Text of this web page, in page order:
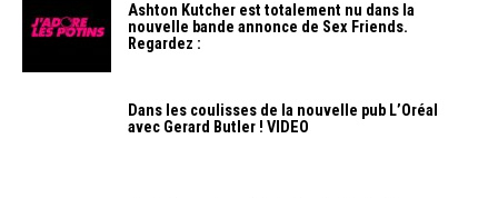
Ashton Kutcher est totalement nu dans la
nouvelle bande annonce de Sex Friends.
Regardez :
Dans les coulisses de la nouvelle pub L’Oréal
avec Gerard Butler ! VIDEO